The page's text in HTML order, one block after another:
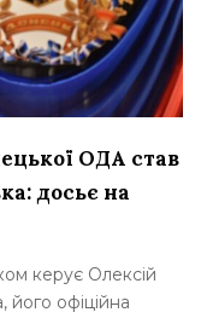
ОДА став
досьє на
керує Олексій
його офіційна